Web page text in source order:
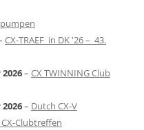
CX-TRAEF in DK '26 – 43.
– CX TWINNING Club
– Dutch CX-V
Clubtreffen